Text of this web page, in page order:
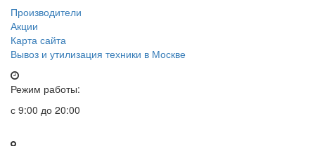
Производители
Акции
Карта сайта
Вывоз и утилизация техники в Москве
Режим работы:
с 9:00 до 20:00